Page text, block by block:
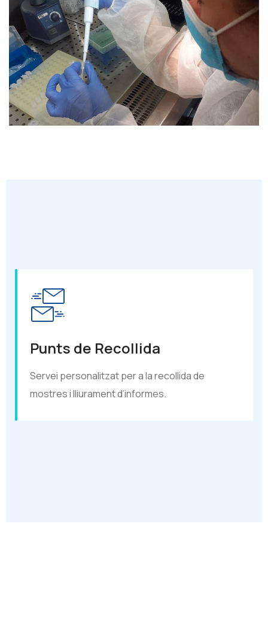
Punts de Recollida
Servei personalitzat per a la recollida de
mostres i lliurament d’informes.